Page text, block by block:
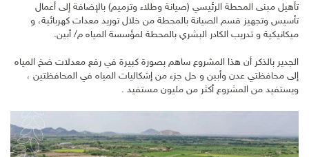
تأهيل مبنى المحطة الرئيسي (صيانة وطلاء وترميم) بالإضافة إلى أعمال
تأسيس وتجهيز قسم الصيانة بالمحطة من خلال توريد معدات كهربائية، و
ميكانيكية و تدريب الكادر البشري بالمحطة لمؤسسة المياه م/ أبين.
الجدير بالذكر أن هذا المشروع ساهم بصورة كبيرة في رفع معدلات ضخ المياه
إلى محافظتي عدن وأبين و حل جزء من إشكاليات المياه في المحافظتين ،
ويستفيد من المشروع أكثر من مليون مستفيد .